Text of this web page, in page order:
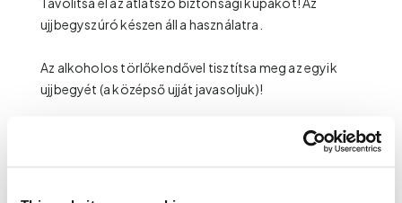
ujjbegyszúró készen áll a használatra.
Az alkoholos törlőkendővel tisztítsa meg az egyik
ujjbegyét (a középső ujját javasoljuk)!
alsóbb
részéhez úgy, hogy a korábban az asztalra helyezett
ujjbegyszúró felső végét az ujja felé, amíg kattanást